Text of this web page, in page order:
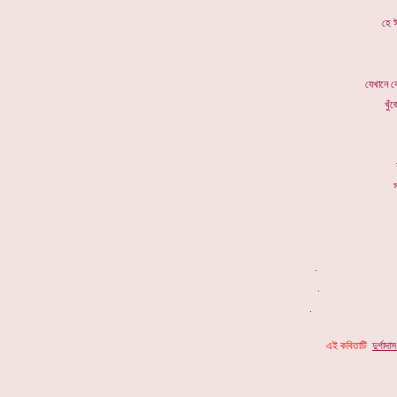
হে
যেখানে
এই কবিতাটি